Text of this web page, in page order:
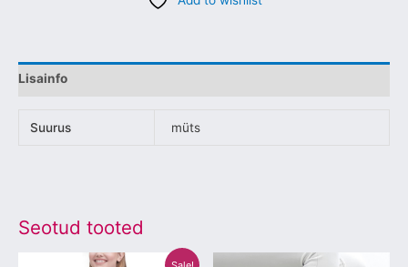
Lisainfo
Suurus müts
Seotud tooted
Algne Praegune
Sellel